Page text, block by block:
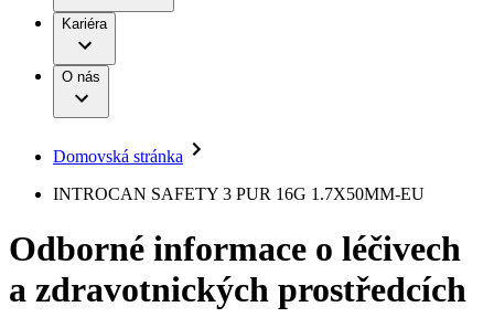
Léčba bolesti
Mimotělní očišťování krve
Neurochirurgie
Onkologie
Ortopedie
Páteřní chirurgie
Péče o rány
Onemocnění
B. Braun Avitum
Práce a kariéra
Naše kultura
Vaše příležitost​
Odpovědnost
Média
Tiskové zprávy
Kontakt
Kontaktní formulář
Registrace k odběru newsletteru
Kariéra
O nás
Domovská stránka
INTROCAN SAFETY 3 PUR 16G 1.7X50MM-EU
Odborné informace o léčivech
a zdravotnických prostředcích